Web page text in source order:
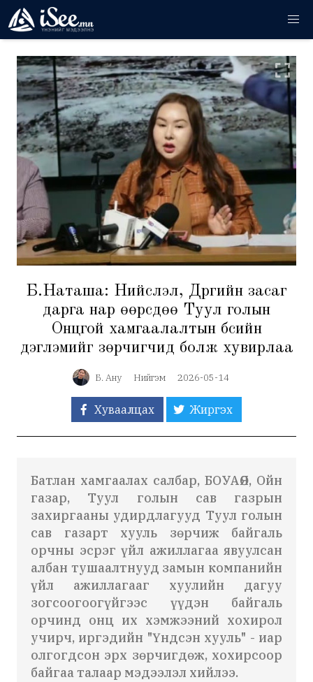
Б.Наташа: Нийслэл, Дүүргийн засаг
дарга нар өөрсдөө Туул голын
Онцгой хамгаалалтын бүсийн
дэглэмийг зөрчигчид болж хувирлаа
Б. Ану Нийгэм 2026-05-14
Хуваалцах Жиргэх
Батлан хамгаалах салбар, БОУАӨЯ, Ойн
газар, Туул голын сав газрын
захиргааны удирдлагууд Туул голын
сав газарт хууль зөрчиж байгаль
орчны эсрэг үйл ажиллагаа явуулсан
албан тушаалтнууд замын компанийн
үйл ажиллагааг хуулийн дагуу
зогсоогоогүйгээс үүдэн байгаль
орчинд онц их хэмжээний хохирол
учирч, иргэдийн "Үндсэн хууль" - иар
олгогдсон эрх зөрчигдөж, хохирсоор
байгаа талаар мэдээлэл хийлээ.